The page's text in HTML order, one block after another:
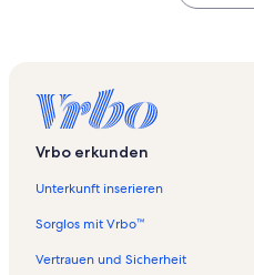
Vrbo erkunden
Unterkunft inserieren
Sorglos mit Vrbo™
Vertrauen und Sicherheit